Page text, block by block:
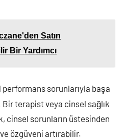
Satın
Bir Yardımcı
performans sorunlarıyla başa
Bir terapist veya cinsel sağlık
cinsel sorunların üstesinden
özgüveni artırabilir.